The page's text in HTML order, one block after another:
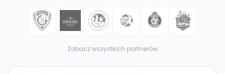
Zobacz wszystkich partnerów